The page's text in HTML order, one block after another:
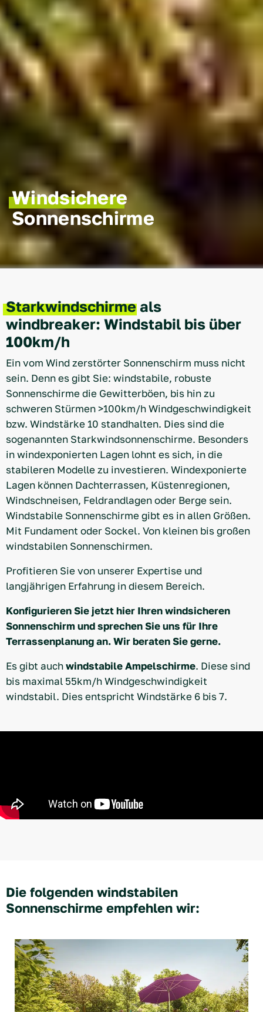
Windsichere
Sonnenschirme
Starkwindschirme als
windbreaker: Windstabil bis über
100km/h
Ein vom Wind zerstörter Sonnenschirm muss nicht
sein. Denn es gibt Sie: windstabile, robuste
Sonnenschirme die Gewitterböen, bis hin zu
schweren Stürmen >100km/h Windgeschwindigkeit
bzw. Windstärke 10 standhalten. Dies sind die
sogenannten Starkwindsonnenschirme. Besonders
in windexponierten Lagen lohnt es sich, in die
stabileren Modelle zu investieren. Windexponierte
Lagen können Dachterrassen, Küstenregionen,
Windschneisen, Feldrandlagen oder Berge sein.
Windstabile Sonnenschirme gibt es in allen Größen.
Mit Fundament oder Sockel. Von kleinen bis großen
windstabilen Sonnenschirmen.
Profitieren Sie von unserer Expertise und
langjährigen Erfahrung in diesem Bereich.
Konfigurieren Sie jetzt hier Ihren windsicheren
Sonnenschirm und sprechen Sie uns für Ihre
Terrassenplanung an. Wir beraten Sie gerne.
Es gibt auchwindstabile Ampelschirme. Diese sind
bis maximal 55km/h Windgeschwindigkeit
windstabil. Dies entspricht Windstärke 6 bis 7.
Die folgenden windstabilen
Sonnenschirme empfehlen wir: